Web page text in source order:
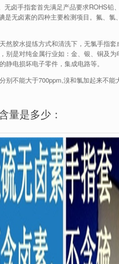
卤手指套首先满足产品要求ROHS铅
无卤素的四种主要检测项目。氟、
然胶水提练方式和清洗下，无氯手指
别是对纯金属行业如：金、银、铜及
电损坏电子零件，集成电路等。
不能大于700ppm,溴和氯加起来不能
量是多少：